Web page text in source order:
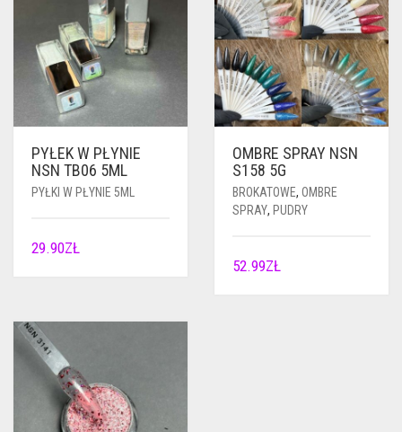
PYŁEK W PŁYNIE
NSN TB06 5ML
PYŁKI W PŁYNIE 5ML
29.90ZŁ
OMBRE SPRAY NSN
S158 5G
BROKATOWE, OMBRE
SPRAY, PUDRY
52.99ZŁ